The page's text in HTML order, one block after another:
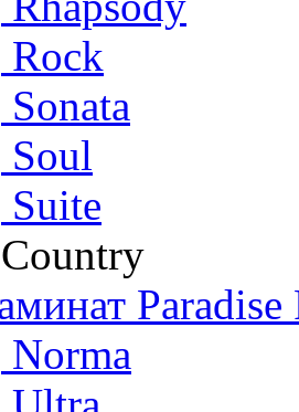
Rock
Sonata
Soul
Suite
Paradise
Norma